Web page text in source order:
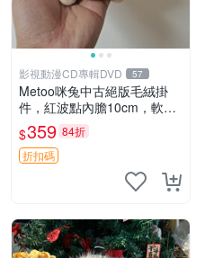
影視動漫CD專輯DVD 57
Metoo咪兔中古絕版毛絨掛
件，紅波點內膽10cm，軟糯
宜贈送收藏 咪熊 毛絨 掛件
$359 84折
折扣碼